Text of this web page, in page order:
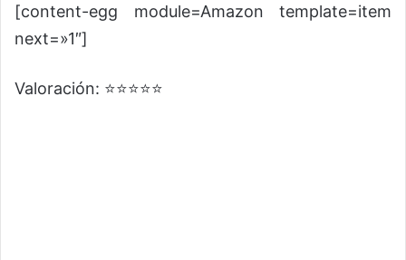
[content-egg module=Amazon template=item
next=»1″]
Valoración: ⭐⭐⭐⭐⭐